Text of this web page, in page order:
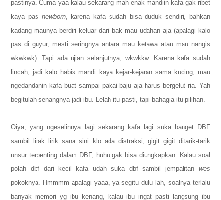
pastinya. Cuma yaa kalau sekarang mah enak mandiin kafa gak ribet
kaya pas newborn, karena kafa sudah bisa duduk sendiri, bahkan
kadang maunya berdiri keluar dari bak mau udahan aja (apalagi kalo
pas di guyur, mesti seringnya antara mau ketawa atau mau nangis
wkwkwk). Tapi ada ujian selanjutnya, wkwkkw. Karena kafa sudah
lincah, jadi kalo habis mandi kaya kejar-kejaran sama kucing, mau
ngedandanin kafa buat sampai pakai baju aja harus bergelut ria. Yah
begitulah senangnya jadi ibu. Lelah itu pasti, tapi bahagia itu pilihan.
Oiya, yang ngeselinnya lagi sekarang kafa lagi suka banget DBF
sambil lirak lirik sana sini klo ada distraksi, gigit gigit ditarik-tarik
unsur terpenting dalam DBF, huhu gak bisa diungkapkan. Kalau soal
polah dbf dari kecil kafa udah suka dbf sambil jempalitan wes
pokoknya. Hmmmm apalagi yaaa, ya segitu dulu lah, soalnya terlalu
banyak memori yg ibu kenang, kalau ibu ingat pasti langsung ibu